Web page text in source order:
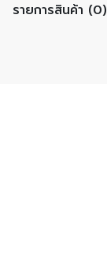
รายการสินค้า (0)